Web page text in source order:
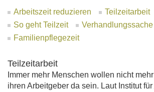
Arbeitszeit reduzieren
Teilzeitarbeit
So geht Teilzeit
Verhandlungssache
Familienpflegezeit
Teilzeitarbeit
Immer mehr Menschen wollen nicht
ihren Arbeitgeber da sein. Laut Institut